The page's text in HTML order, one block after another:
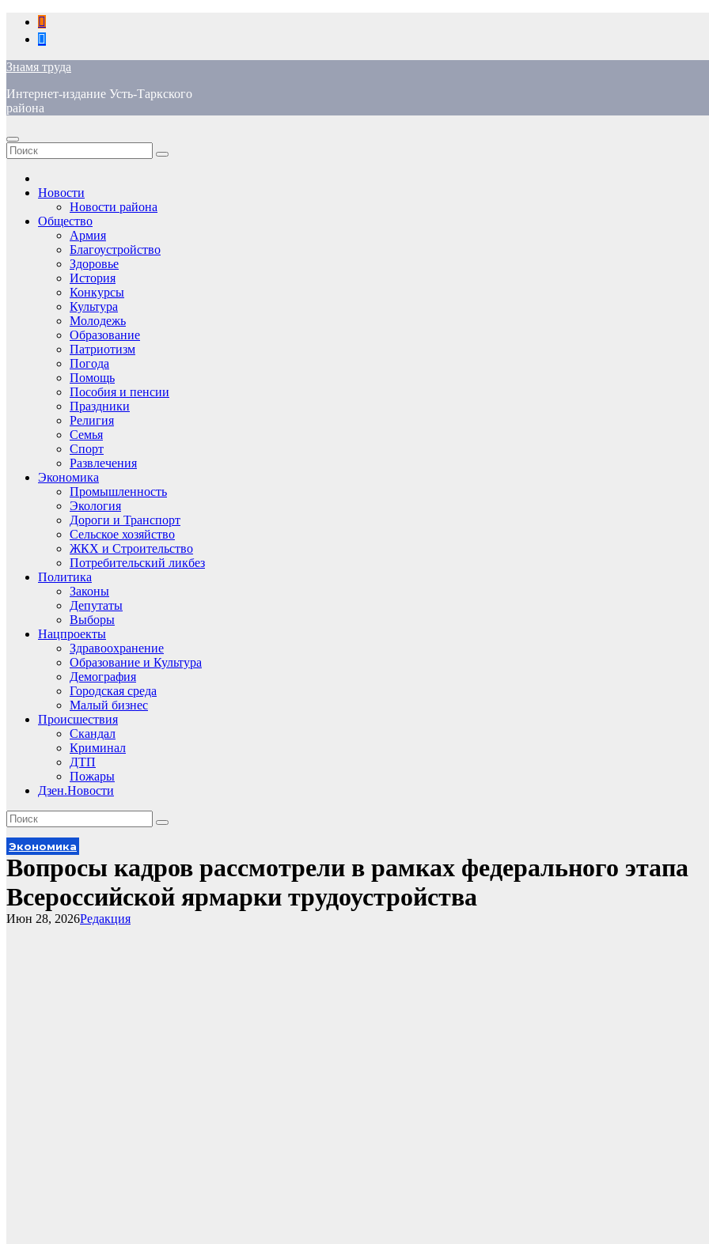
Перейти
содержимому
Знамя труда
Интернет-издание Усть-Таркского
района
Новости
Новости района
Общество
Армия
Благоустройство
Здоровье
История
Конкурсы
Культура
Молодежь
Образование
Патриотизм
Погода
Помощь
Пособия и пенсии
Праздники
Религия
Семья
Спорт
Развлечения
Экономика
Промышленность
Экология
Дороги и Транспорт
Сельское хозяйство
ЖКХ и Строительство
Потребительский ликбез
Политика
Законы
Депутаты
Выборы
Нацпроекты
Здравоохранение
Образование и Культура
Демография
Городская среда
Малый бизнес
Происшествия
Скандал
Криминал
ДТП
Пожары
Дзен.Новости
Экономика
Вопросы кадров рассмотрели в рамках федерального этапа
Всероссийской ярмарки трудоустройства
Редакция
Июн 28, 2026